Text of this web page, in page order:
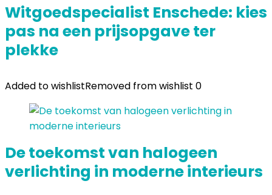
Witgoedspecialist Enschede: kies
pas na een prijsopgave ter
plekke
Added to wishlistRemoved from wishlist 0
De toekomst van halogeen
verlichting in moderne interieurs